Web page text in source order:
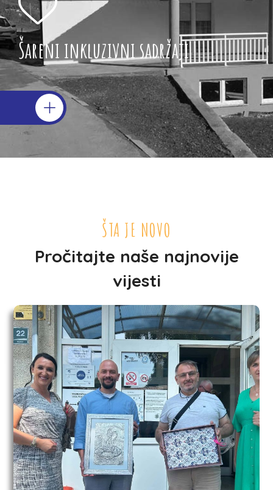
Šareni inkluzivni sadržaji
ŠTA JE NOVO
Pročitajte naše najnovije
vijesti